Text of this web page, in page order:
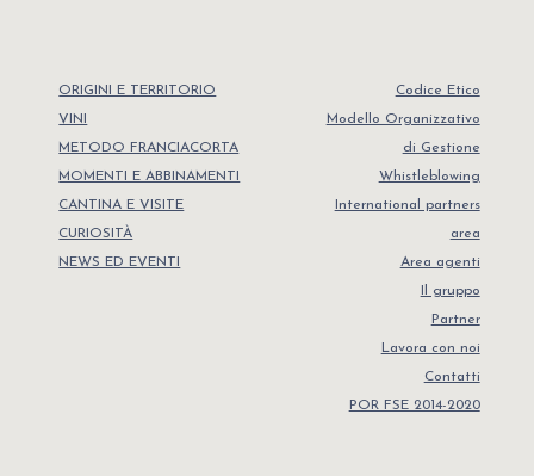
ORIGINI E TERRITORIO
VINI
METODO FRANCIACORTA
MOMENTI E ABBINAMENTI
CANTINA E VISITE
CURIOSITÀ
NEWS ED EVENTI
Codice Etico
Modello Organizzativo
di Gestione
Whistleblowing
International partners
area
Area agenti
Il gruppo
Partner
Lavora con noi
Contatti
POR FSE 2014-2020